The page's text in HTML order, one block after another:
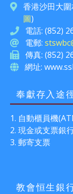
香港沙田大
圖)
電話: (852)
電郵:
傳真: (852)
網址:
奉獻存入途
自動櫃員機
現金或支票銀
郵寄支票
教會恒生銀